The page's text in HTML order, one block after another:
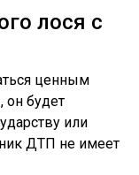
лося с
ценным
он будет
или
ДТП не имеет